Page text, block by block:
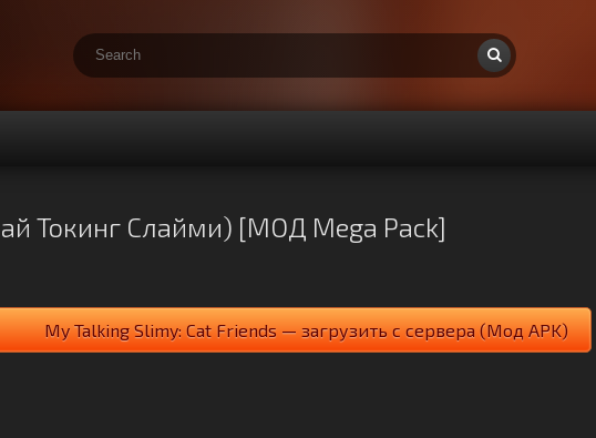
Токинг Слайми) [МОД Mega Pack]
My Talking Slimy: Cat Friends — загрузить с сервера (Мод APK)